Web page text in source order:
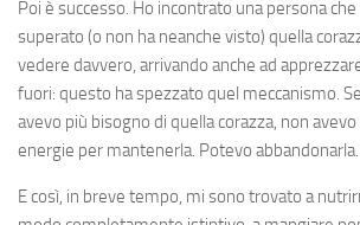
Poi è successo. Ho incontrato una persona
superato (o non ha neanche visto) quella
vedere davvero, arrivando anche ad
fuori: questo ha spezzato quel meccanismo.
avevo più bisogno di quella corazza, non
energie per mantenerla. Potevo abbandonarla.
E così, in breve tempo, mi sono trovato a